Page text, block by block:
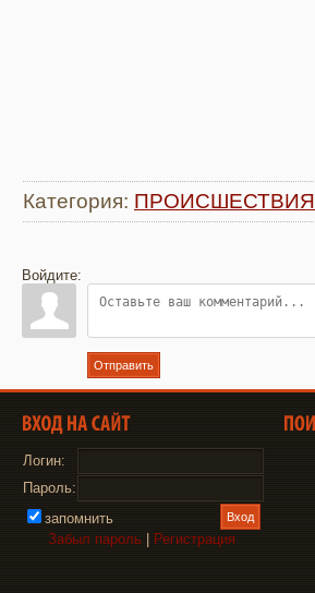
Категория: ПРОИСШЕСТВИЯ
Войдите:
Отправить
Логин:
Пароль:
запомнить
Забыл пароль
Регистрация